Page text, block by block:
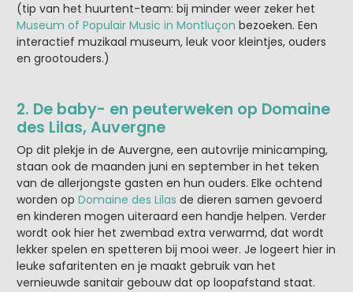
(tip van het huurtent-team: bij minder weer zeker het
Museum of Populair Music in Montluçon bezoeken. Een
interactief muzikaal museum, leuk voor kleintjes, ouders
en grootouders.)
2. De baby- en peuterweken op Domaine
des Lilas, Auvergne
Op dit plekje in de Auvergne, een autovrije minicamping,
staan ook de maanden juni en september in het teken
van de allerjongste gasten en hun ouders. Elke ochtend
worden op Domaine des Lilas de dieren samen gevoerd
en kinderen mogen uiteraard een handje helpen. Verder
wordt ook hier het zwembad extra verwarmd, dat wordt
lekker spelen en spetteren bij mooi weer. Je logeert hier in
leuke safaritenten en je maakt gebruik van het
vernieuwde sanitair gebouw dat op loopafstand staat.